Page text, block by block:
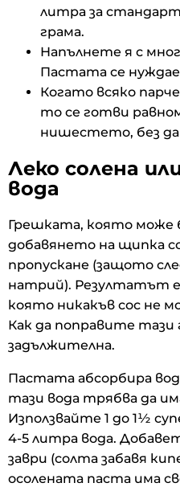
литра за
грама.
Напълнете я с
Пастата се
Когато всяко
то се готви
нишестето, без да
Леко солена
вода
Грешката, която може
добавянето на щипка
пропускане (защото
натрий). Резултатът е
която никакъв сос не
Как да поправите тази
задължителна.
Пастата абсорбира
тази вода трябва да
Използвайте 1 до 1½
4-5 литра вода.
заври (солта забавя
осолената паста има